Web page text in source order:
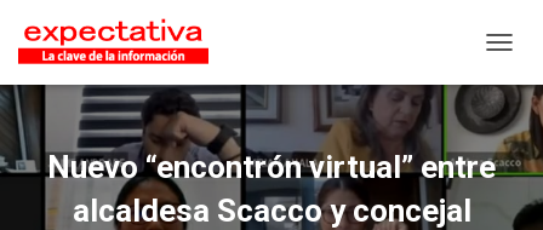
Nuevo “encontrón virtual” entre
alcaldesa Scacco y concejal